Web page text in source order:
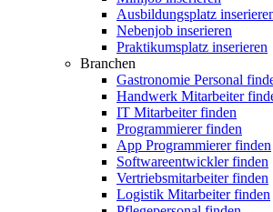
Ausbildungsplatz
Nebenjob inserieren
Praktikumsplatz inserieren
Branchen
Gastronomie Personal
Handwerk Mitarbeiter
IT Mitarbeiter finden
Programmierer finden
App Programmierer finden
Softwareentwickler finden
Vertriebsmitarbeiter finden
Logistik Mitarbeiter finden